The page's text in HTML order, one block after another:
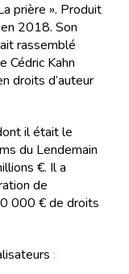
prière ». Produit
2018. Son
rassemblé
Cédric Kahn
droits d’auteur
il était le
du Lendemain
€. Il a
de
000 € de droits
: